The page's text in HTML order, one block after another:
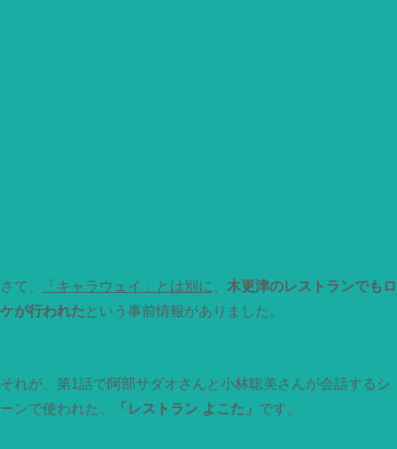
さて、 「キャラウェイ」とは別に
木更津のレストランでもロ
ケが行われた という事前情報がありました。
それが、第1話で阿部サダオさんと小林聡美さんが会話するシ
ーンで使われた、
「レストラン よこた」 です。